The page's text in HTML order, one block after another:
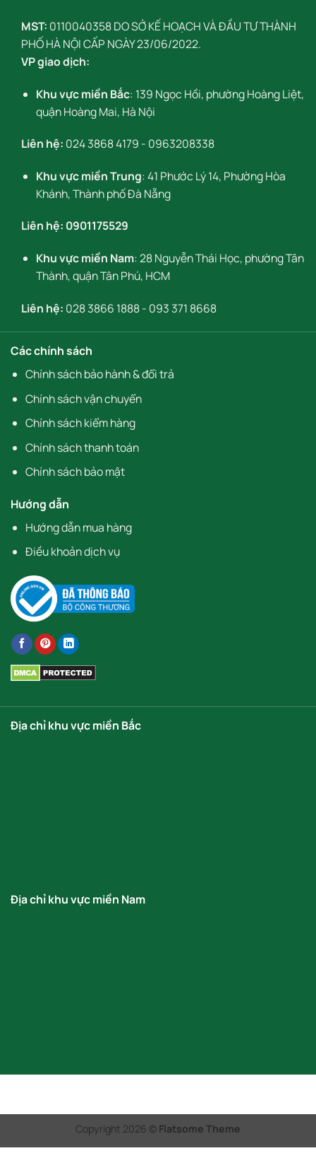
MST: 0110040358 DO SỞ KẾ HOẠCH VÀ ĐẦU TƯ THÀNH
PHỐ HÀ NỘI CẤP NGÀY 23/06/2022.
VP giao dịch:
Khu vực miền Bắc: 139 Ngọc Hồi, phường Hoàng Liệt,
quận Hoàng Mai, Hà Nội
Liên hệ: 024 3868 4179 - 0963208338
Khu vực miền Trung: 41 Phước Lý 14, Phường Hòa
Khánh, Thành phố Đà Nẵng
Liên hệ: 0901175529
Khu vực miền Nam: 28 Nguyễn Thái Học, phường Tân
Thành, quận Tân Phú, HCM
Liên hệ: 028 3866 1888- 093 371 8668
Các chính sách
Chính sách bảo hành & đổi trả
Chính sách vận chuyển
Chính sách kiểm hàng
Chính sách thanh toán
Chính sách bảo mật
Hướng dẫn
Hướng dẫn mua hàng
Điều khoản dịch vụ
Địa chỉ khu vực miền Bắc
Địa chỉ khu vực miền Nam
Copyright 2026 © Flatsome Theme